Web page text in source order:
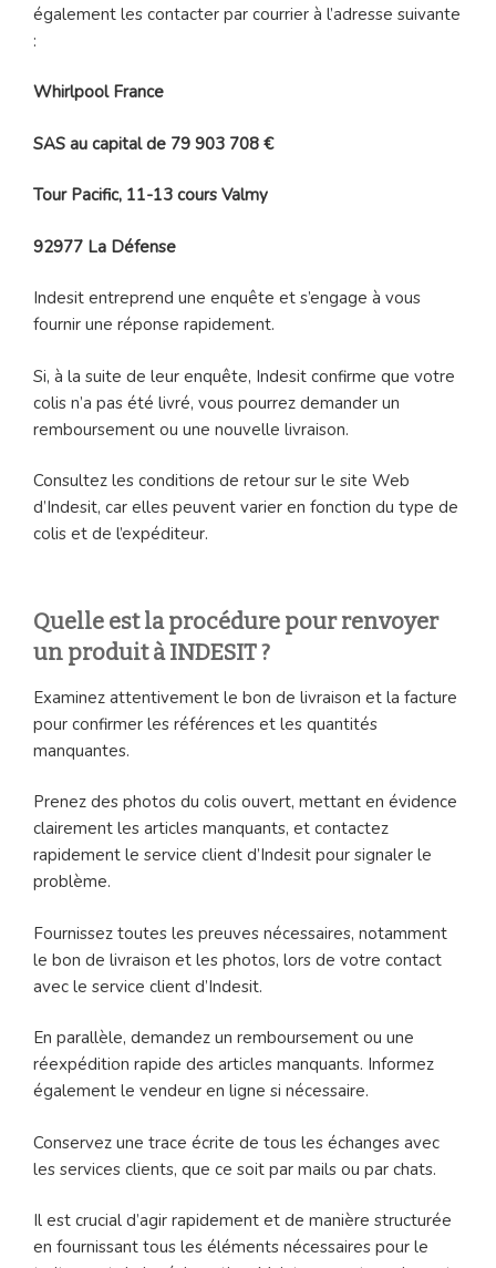
également les contacter par courrier à l’adresse suivante
:
Whirlpool France
SAS au capital de 79 903 708 €
Tour Pacific, 11-13 cours Valmy
92977 La Défense
Indesit entreprend une enquête et s’engage à vous
fournir une réponse rapidement.
Si, à la suite de leur enquête, Indesit confirme que votre
colis n’a pas été livré, vous pourrez demander un
remboursement ou une nouvelle livraison.
Consultez les conditions de retour sur le site Web
d’Indesit, car elles peuvent varier en fonction du type de
colis et de l’expéditeur.
Quelle est la procédure pour renvoyer
un produit à INDESIT ?
Examinez attentivement le bon de livraison et la facture
pour confirmer les références et les quantités
manquantes.
Prenez des photos du colis ouvert, mettant en évidence
clairement les articles manquants, et contactez
rapidement le service client d’Indesit pour signaler le
problème.
Fournissez toutes les preuves nécessaires, notamment
le bon de livraison et les photos, lors de votre contact
avec le service client d’Indesit.
En parallèle, demandez un remboursement ou une
réexpédition rapide des articles manquants. Informez
également le vendeur en ligne si nécessaire.
Conservez une trace écrite de tous les échanges avec
les services clients, que ce soit par mails ou par chats.
Il est crucial d’agir rapidement et de manière structurée
en fournissant tous les éléments nécessaires pour le